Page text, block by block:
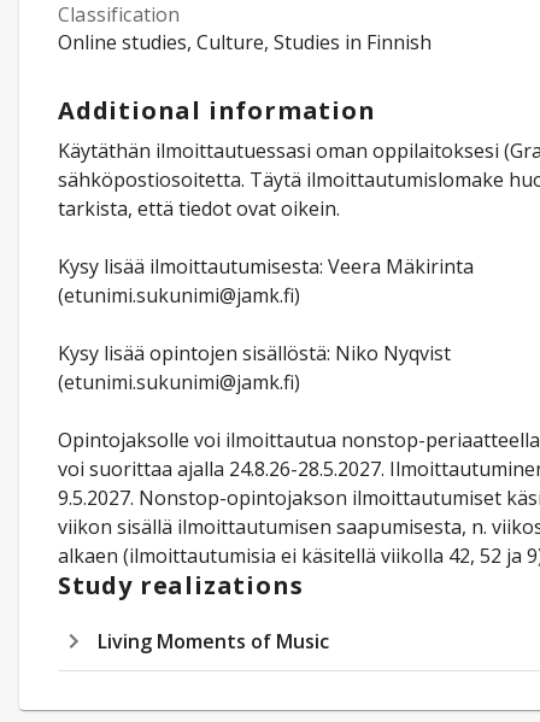
Classification
Online studies, Culture, Studies in Finnish
Additional information
Käytäthän ilmoittautuessasi oman oppilaitoksesi
sähköpostiosoitetta. Täytä ilmoittautumislomake
tarkista, että tiedot ovat oikein.
Kysy lisää ilmoittautumisesta: Veera Mäkirinta
(etunimi.sukunimi@jamk.fi)
Kysy lisää opintojen sisällöstä: Niko Nyqvist
(etunimi.sukunimi@jamk.fi)
Opintojaksolle voi ilmoittautua nonstop-
voi suorittaa ajalla 24.8.26-28.5.2027.
9.5.2027. Nonstop-opintojakson ilmoittautumiset
viikon sisällä ilmoittautumisen saapumisesta, n.
alkaen (ilmoittautumisia ei käsitellä viikolla 42, 52 ja
Study realizations
Living Moments of Music